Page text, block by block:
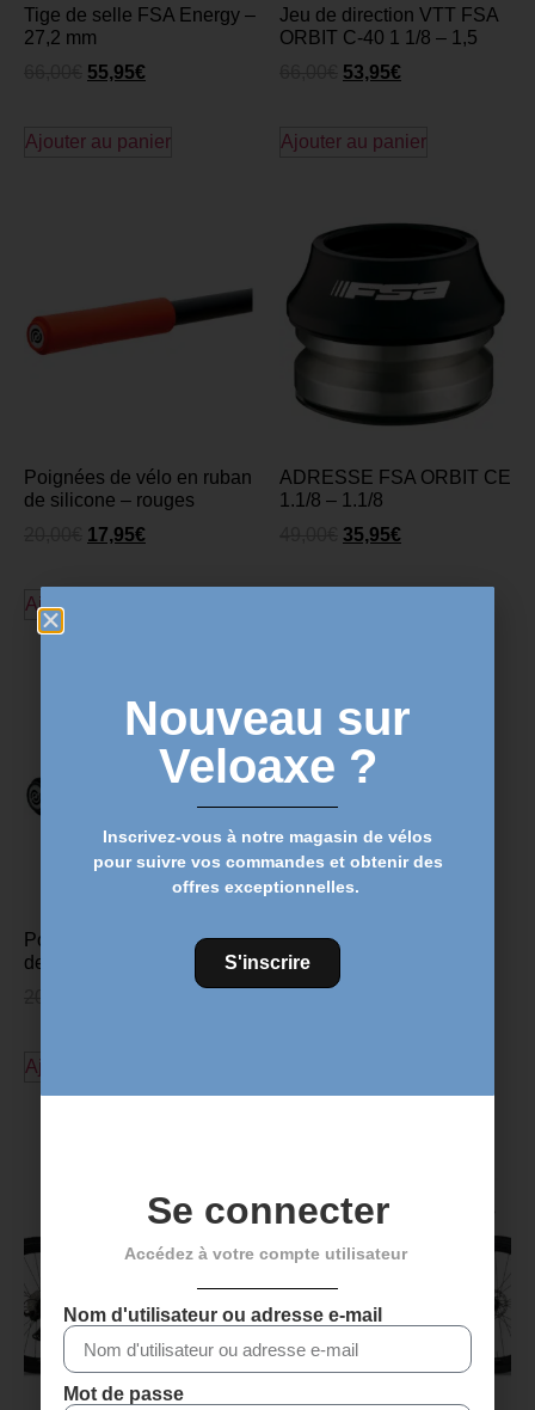
Tige de selle FSA Energy –
27,2 mm
55,95€
Ajouter au panier
Jeu de direction VTT FSA
ORBIT C-40 1 1/8 – 1,5
53,95€
Ajouter au panier
Poignées de vélo en ruban
de silicone – rouges
17,95€
Ajouter au panier
ADRESSE FSA ORBIT CE
1.1/8 – 1.1/8
35,95€
Poignées de vélo en ruban
de silicone – noires
Ajouter au panier
Nouveau sur
Veloaxe ?
Inscrivez-vous à notre magasin de vélos
pour suivre vos commandes et obtenir des
offres exceptionnelles.
S'inscrire
Se connecter
Accédez à votre compte utilisateur
Nom d'utilisateur ou adresse e-mail
Mot de passe